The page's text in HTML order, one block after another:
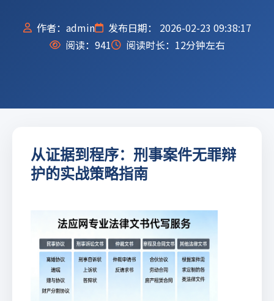
作者：admin
发布日期： 2026-02-23 09:38:17
阅读： 941 阅读时长：12分钟左右
从证据到程序：刑事案件无罪辩
护的实战策略指南